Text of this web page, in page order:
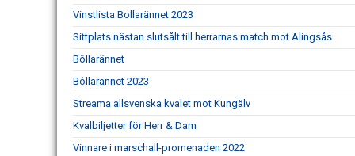
Vinstlista Bollarännet 2023
Sittplats nästan slutsålt till herrarnas match mot Alingsås
Bôllarännet
Bôllarännet 2023
Streama allsvenska kvalet mot Kungälv
Kvalbiljetter för Herr & Dam
Vinnare i marschall-promenaden 2022